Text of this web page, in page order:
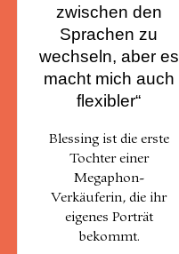
zwischen den
Sprachen zu
wechseln, aber es
macht mich auch
flexibler“
Blessing ist die erste
Tochter einer
Megaphon-
Verkäuferin, die ihr
eigenes Porträt
bekommt.